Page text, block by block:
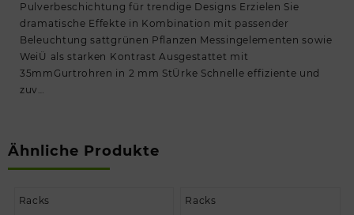
Pulverbeschichtung für trendige Designs Erzielen Sie
dramatische Effekte in Kombination mit passender
Beleuchtung sattgrünen Pflanzen Messingelementen sowie
WeiÜ als starken Kontrast Ausgestattet mit
35mmGurtrohren in 2 mm StÜrke Schnelle effiziente und
zuv…
Ähnliche Produkte
Racks Racks